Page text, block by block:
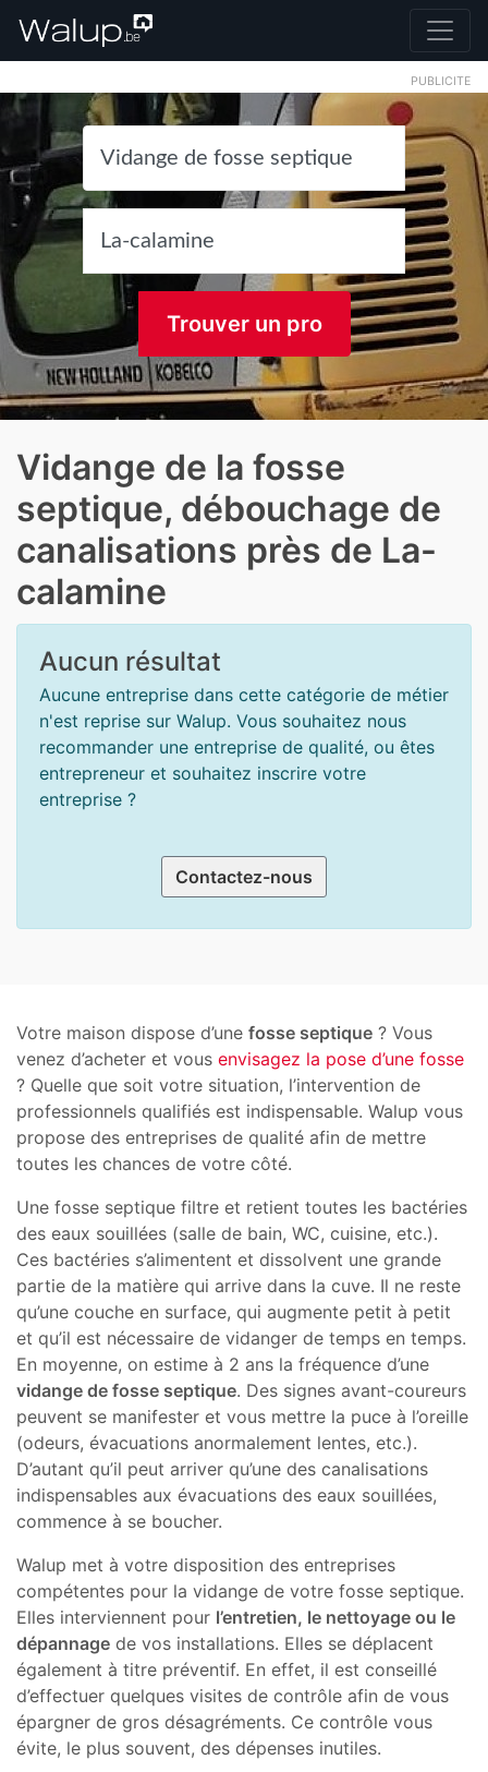
PUBLICITE
Trouver un pro
Vidange de la fosse
septique, débouchage de
canalisations près de La-
calamine
Aucun résultat
Aucune entreprise dans cette catégorie de métier
n'est reprise sur Walup. Vous souhaitez nous
recommander une entreprise de qualité, ou êtes
entrepreneur et souhaitez inscrire votre
entreprise ?
Contactez-nous
Votre maison dispose d’une fosse septique ? Vous
venez d’acheter et vous envisagez la pose d’une fosse
? Quelle que soit votre situation, l’intervention de
professionnels qualifiés est indispensable. Walup vous
propose des entreprises de qualité afin de mettre
toutes les chances de votre côté.
Une fosse septique filtre et retient toutes les bactéries
des eaux souillées (salle de bain, WC, cuisine, etc.).
Ces bactéries s’alimentent et dissolvent une grande
partie de la matière qui arrive dans la cuve. Il ne reste
qu’une couche en surface, qui augmente petit à petit
et qu’il est nécessaire de vidanger de temps en temps.
En moyenne, on estime à 2 ans la fréquence d’une
vidange de fosse septique. Des signes avant-coureurs
peuvent se manifester et vous mettre la puce à l’oreille
(odeurs, évacuations anormalement lentes, etc.).
D’autant qu’il peut arriver qu’une des canalisations
indispensables aux évacuations des eaux souillées,
commence à se boucher.
Walup met à votre disposition des entreprises
compétentes pour la vidange de votre fosse septique.
Elles interviennent pour l’entretien, le nettoyage ou le
dépannage de vos installations. Elles se déplacent
également à titre préventif. En effet, il est conseillé
d’effectuer quelques visites de contrôle afin de vous
épargner de gros désagréments. Ce contrôle vous
évite, le plus souvent, des dépenses inutiles.